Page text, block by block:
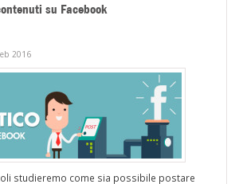
su Facebook
2016
studieremo come sia possibile postare